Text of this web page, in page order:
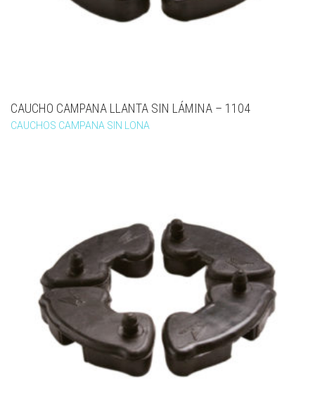
CAUCHO CAMPANA LLANTA SIN LÁMINA – 1104
CAUCHOS CAMPANA SIN LONA